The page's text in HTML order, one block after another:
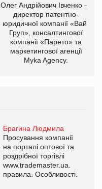
Олег Андрійович Івченко —
директор патентно-
юридичної компанії «Вайз
Груп», консалтингової
компанії «Парето» та
маркетингової агенції
Myka Agency.
Брагина Людмила
Просування компанії
на порталі оптової та
роздрібної торгівлі
www.trademaster.ua.
правила. Особливості.